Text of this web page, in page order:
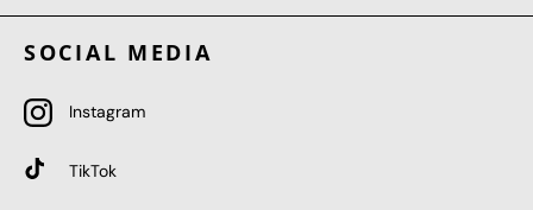
SOCIAL MEDIA
Instagram
TikTok